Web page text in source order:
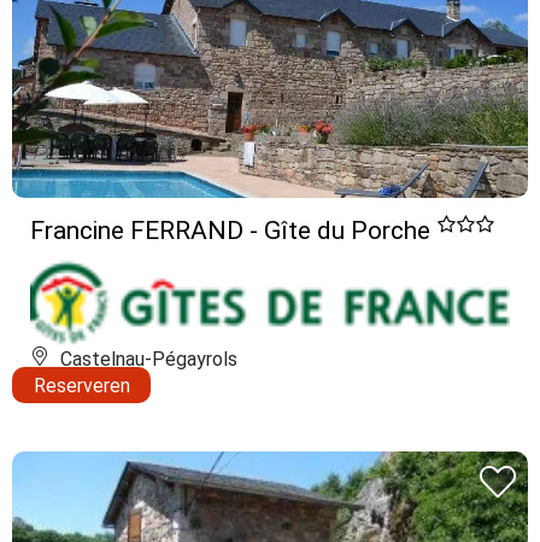
Francine FERRAND - Gîte du Porche
Castelnau-Pégayrols
Reserveren